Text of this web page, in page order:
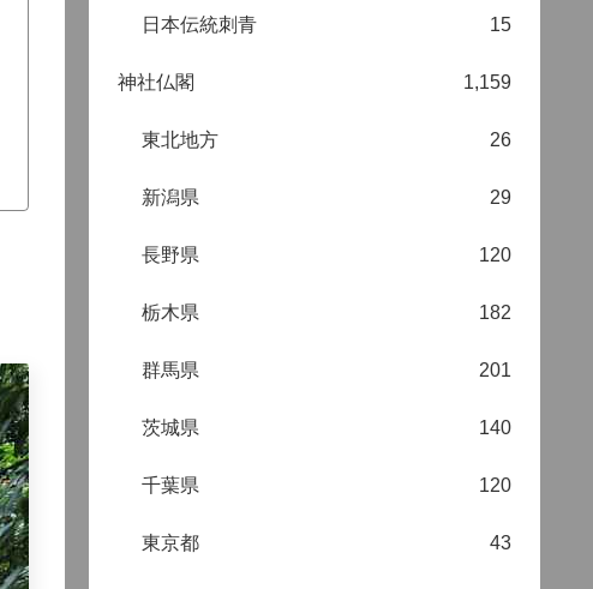
日本伝統刺青 15
神社仏閣 1,159
東北地方 26
新潟県 29
長野県 120
栃木県 182
群馬県 201
茨城県 140
千葉県 120
東京都 43